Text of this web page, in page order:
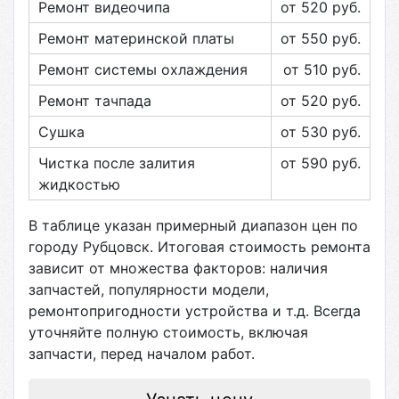
Ремонт видеочипа от 520 руб.
Ремонт материнской платы
от 550 руб.
Ремонт системы охлаждения
от 510 руб.
Ремонт тачпада
от 520 руб.
Сушка
от 530 руб.
Чистка после залития
жидкостью
от 590 руб.
В таблице указан примерный диапазон цен по
городу Рубцовск. Итоговая стоимость ремонта
зависит от множества факторов: наличия
запчастей, популярности модели,
ремонтопригодности устройства и т.д. Всегда
уточняйте полную стоимость, включая
запчасти, перед началом работ.